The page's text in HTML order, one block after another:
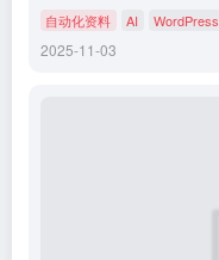
自动化资料 AI WordPress
2025-11-03